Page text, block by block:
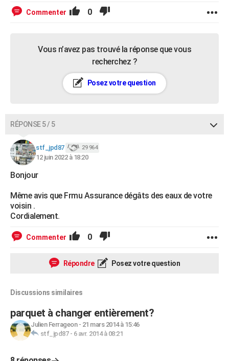
Commenter 0
Vous n’avez pas trouvé la réponse que vous
recherchez ?
Posez votre question
RÉPONSE 5 / 5
stf_jpd87 29 964
12 juin 2022 à 18:20
Bonjour
Même avis que Frmu Assurance dégâts des eaux de votre
voisin .
Cordialement.
Commenter 0
Répondre Posez votre question
Discussions similaires
parquet à changer entièrement?
Julien Ferrageon- 21 mars 2014 à 15:46
stf_jpd87- 6 avr. 2014 à 08:21